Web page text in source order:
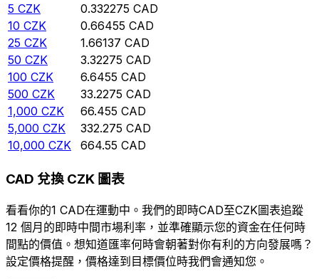
5 CZK 0.332275 CAD
10 CZK 0.66455 CAD
25 CZK 1.66137 CAD
50 CZK 3.32275 CAD
100 CZK 6.6455 CAD
500 CZK 33.2275 CAD
1,000 CZK 66.455 CAD
5,000 CZK 332.275 CAD
10,000 CZK 664.55 CAD
CAD 兌換 CZK 圖表
看看你的1 CAD在運動中。我們的即時CAD至CZK圖表追蹤
12 個月的即時中間市場利率，並準確顯示您的資金在任何時
間點的價值。想知道匯率何時會朝著對你有利的方向發展嗎？
設定價格提醒，價格達到目標價位時我們會通知您。